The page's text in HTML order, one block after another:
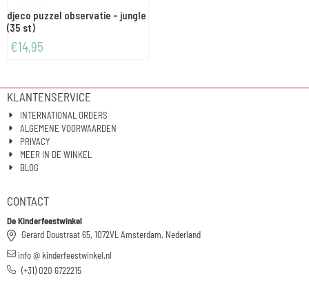
djeco puzzel observatie - jungle
(35 st)
€14,95
KLANTENSERVICE
INTERNATIONAL ORDERS
ALGEMENE VOORWAARDEN
PRIVACY
MEER IN DE WINKEL
BLOG
CONTACT
De Kinderfeestwinkel
Gerard Doustraat 65, 1072VL Amsterdam, Nederland
info @ kinderfeestwinkel.nl
(+31) 020 6722215